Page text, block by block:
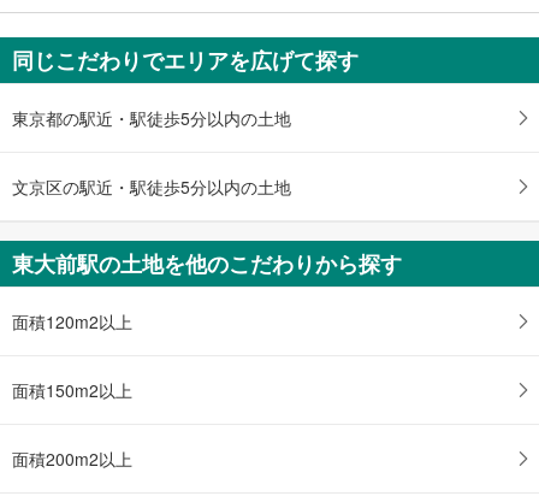
同じこだわりでエリアを広げて探す
東京都の駅近・駅徒歩5分以内の土地
文京区の駅近・駅徒歩5分以内の土地
東大前駅の土地を他のこだわりから探す
面積120m2以上
面積150m2以上
面積200m2以上